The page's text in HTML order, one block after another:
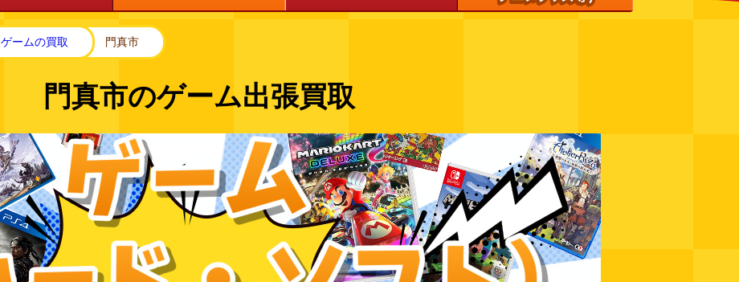
ゲームの買取 門真市
門真市のゲーム出張買取